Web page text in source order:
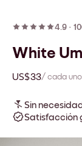
4.9 ·
White
US$33/ cada uno
Sin
Satisfacción